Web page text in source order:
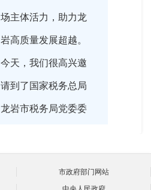
场主体活力，助力龙
岩高质量发展超越。
今天，我们很高兴邀
请到了国家税务总局
龙岩市税务局党委委
围绕“优化税收营商
环境 激发市场主体
市政府部门网站